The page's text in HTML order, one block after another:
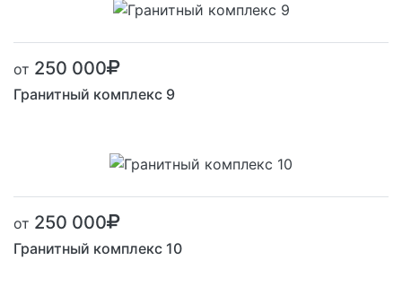
от 250 000
Гранитный комплекс 9
от 250 000
Гранитный комплекс 10